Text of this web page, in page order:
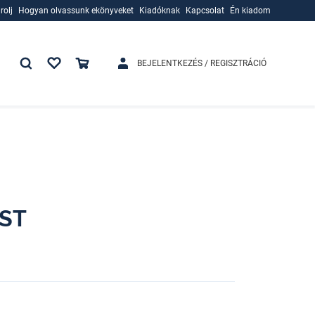
Hogyan olvassunk ekönyveket
Kiadóknak
Kapcsolat Én kiadom
BEJELENTKEZÉS / REGISZTRÁCIÓ